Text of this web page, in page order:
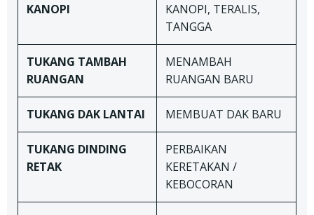
KANOPI
KANOPI, TERALIS,
TANGGA
TUKANG TAMBAH
RUANGAN
MENAMBAH
RUANGAN BARU
TUKANG DAK LANTAI MEMBUAT DAK BARU
TUKANG DINDING
RETAK
PERBAIKAN
KERETAKAN /
KEBOCORAN